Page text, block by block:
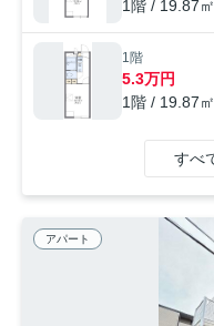
1階 / 19.87
1階
5.3万円
1階 / 19.87
すべ
アパート